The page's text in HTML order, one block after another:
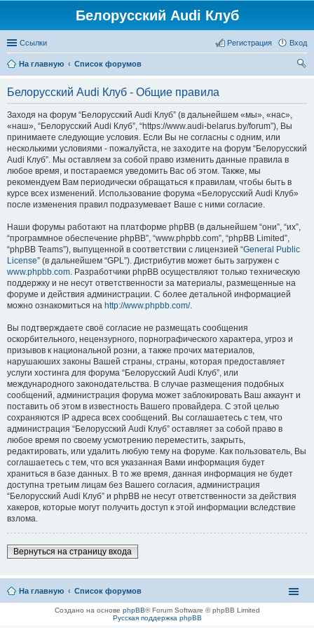
Белорусский Audi Клуб
Ссылки Вход
Регистрация
На главную
Список форумов
Белорусский Audi Клуб - Общие правила
Заходя на форум “Белорусский Audi Клуб” (в дальнейшем «мы», «нас»,
«наш», “Белорусский Audi Клуб”, “https://www.audi-belarus.by/forum”), Вы
принимаете следующие условия. Если Вы не согласны с одним, или
несколькими условиями - пожалуйста, не заходите на форум “Белорусский
Audi Клуб”. Мы оставляем за собой право изменить данные правила в
любое время, и постараемся уведомить Вас об этом. Также, мы
рекомендуем Вам периодически обращаться к правилам, чтобы быть в
курсе всех изменений. Использование форума «Белорусский Audi Клуб»
после изменения правил подразумевает Ваше с ними согласие.
Наши форумы работают на платформе phpBB (в дальнейшем “они”, “их”,
“программное обеспечение phpBB”, “www.phpbb.com”, “phpBB Limited”,
“phpBB Teams”), выпущенной в соответствии с лицензией “General Public
License” (в дальнейшем “GPL”). Дистрибутив может быть загружен с
www.phpbb.com. Разработчики phpBB осуществляют только техническую
поддержку и не несут ответственности за материалы, размещенные на
форуме и действия администрации. С более детальной информацией
можно ознакомиться на http://www.phpbb.com/.
Вы подтверждаете своё согласие не размещать сообщения
оскорбительного, нецензурного, порнографического характера, угроз и
призывов к национальной розни, а также прочих материалов,
нарушаюших законы Вашей страны, страны, которая предоставляет
услуги хостинга для форума “Белорусский Audi Клуб”, или
международного законодательства. В случае размещения подобных
сообщений, администрация форума может заблокировать Ваш аккаунт и
поставить об этом в известность Вашего провайдера. С этой целью
сохраняются IP адреса всех сообщений. Вы соглашаетесь с тем, что
администрация “Белорусский Audi Клуб” оставляет за собой право в
любое время по своему усмотрению переместить, закрыть,
редактировать, или удалить любую тему на форуме. Как пользователь, Вы
соглашаетесь с тем, что вся указанная Вами информация будет
храниться в базе данных. В то же время, данная информация не будет
доступна третьим лицам без Вашего согласия, администрация
“Белорусский Audi Клуб” и phpBB не несут ответственности за действия
хакеров, которые могут получить доступ к этой информации вследствие
взлома.
Вернуться на страницу входа
На главную Список форумов
Создано на основе phpBB® Forum Software © phpBB Limited
Русская поддержка phpBB